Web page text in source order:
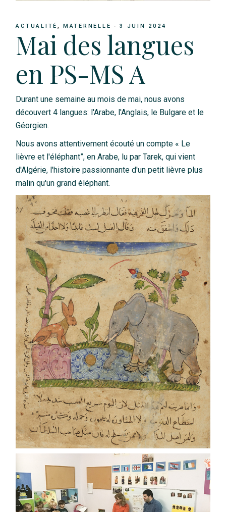
ACTUALITÉ MATERNELLE 3 JUIN 2024
Mai des langues
en PS-MS A
Durant une semaine au mois de mai, nous avons
découvert 4 langues: l'Arabe, l'Anglais, le Bulgare et le
Géorgien.
Nous avons attentivement écouté un compte « Le
lièvre et l'éléphant”, en Arabe, lu par Tarek, qui vient
d'Algérie, l'histoire passionnante d'un petit lièvre plus
malin qu'un grand éléphant.